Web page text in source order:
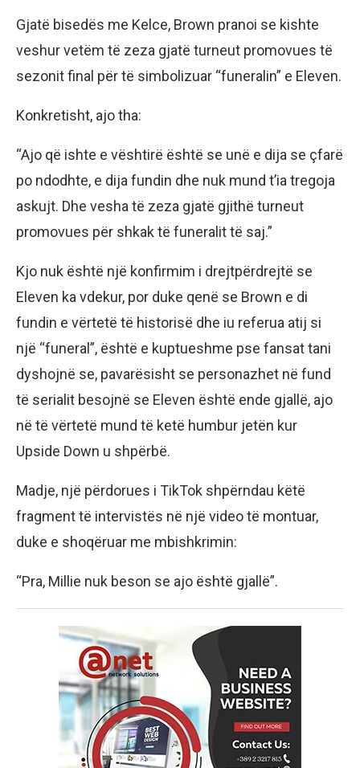
Gjatë bisedës me Kelce, Brown pranoi se kishte
veshur vetëm të zeza gjatë turneut promovues të
sezonit final për të simbolizuar “funeralin” e Eleven.
Konkretisht, ajo tha:
“Ajo që ishte e vështirë është se unë e dija se çfarë
po ndodhte, e dija fundin dhe nuk mund t’ia tregoja
askujt. Dhe vesha të zeza gjatë gjithë turneut
promovues për shkak të funeralit të saj.”
Kjo nuk është një konfirmim i drejtpërdrejtë se
Eleven ka vdekur, por duke qenë se Brown e di
fundin e vërtetë të historisë dhe iu referua atij si
një “funeral”, është e kuptueshme pse fansat tani
dyshojnë se, pavarësisht se personazhet në fund
të serialit besojnë se Eleven është ende gjallë, ajo
në të vërtetë mund të ketë humbur jetën kur
Upside Down u shpërbë.
Madje, një përdorues i TikTok shpërndau këtë
fragment të intervistës në një video të montuar,
duke e shoqëruar me mbishkrimin:
“Pra, Millie nuk beson se ajo është gjallë”.